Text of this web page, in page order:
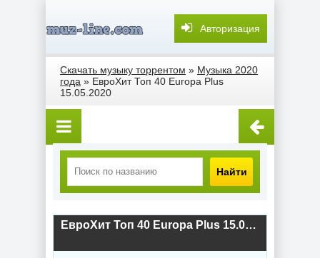
Авторизация
Скачать музыку торрентом » Музыка 2020
года » ЕвроХит Топ 40 Europa Plus
15.05.2020
Найти
ЕвроХит Топ 40 Europa Plus 15.05.2020 (2020) скачать торрент